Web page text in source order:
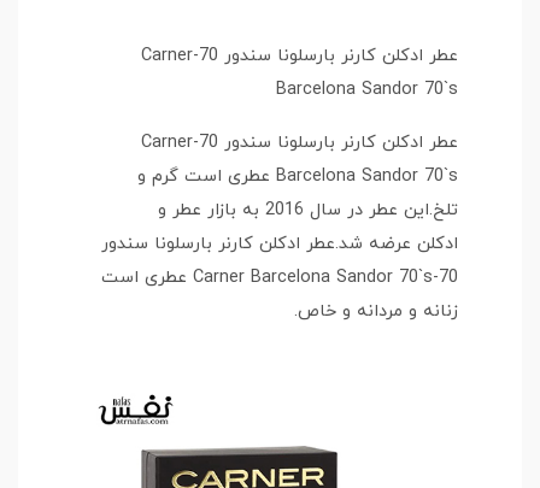
عطر ادکلن کارنر بارسلونا سندور 70-Carner
Barcelona Sandor 70`s
عطر ادکلن کارنر بارسلونا سندور 70-Carner
Barcelona Sandor 70`s عطری است گرم و
تلخ.این عطر در سال 2016 به بازار عطر و
ادکلن عرضه شد.عطر ادکلن کارنر بارسلونا سندور
70-Carner Barcelona Sandor 70`s عطری است
زنانه و مردانه و خاص.